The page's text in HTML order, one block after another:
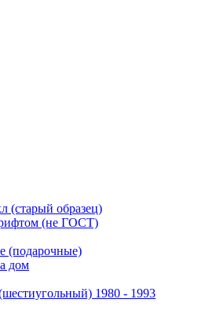
(старый образец)
(не ГОСТ)
(подарочные)
дом
1980 - 1993